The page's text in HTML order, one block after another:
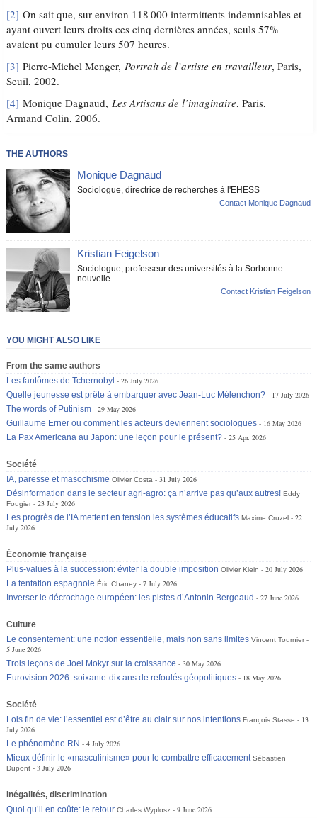
[2] On sait que, sur environ 118 000 intermittents indemnisables et
ayant ouvert leurs droits ces cinq dernières années, seuls 57%
avaient pu cumuler leurs 507 heures.
[3] Pierre-Michel Menger, Portrait de l’artiste en travailleur, Paris,
Seuil, 2002.
[4] Monique Dagnaud, Les Artisans de l’imaginaire, Paris,
Armand Colin, 2006.
THE AUTHORS
Monique Dagnaud
Sociologue, directrice de recherches à l'EHESS
Contact Monique Dagnaud
Kristian Feigelson
Sociologue, professeur des universités à la Sorbonne
nouvelle
Contact Kristian Feigelson
YOU MIGHT ALSO LIKE
From the same authors
Les fantômes de Tchernobyl
26 July 2026
Quelle jeunesse est prête à embarquer avec Jean-Luc Mélenchon?
17 July 2026
The words of Putinism
29 May 2026
Guillaume Erner ou comment les acteurs deviennent sociologues
16 May 2026
La Pax Americana au Japon: une leçon pour le présent?
25 Apr. 2026
Société
IA, paresse et masochisme Olivier Costa
31 July 2026
Désinformation dans le secteur agri-agro: ça n’arrive pas qu’aux autres! Eddy
Fougier
23 July 2026
Les progrès de l’IA mettent en tension les systèmes éducatifs Maxime Cruzel
22
July 2026
Économie française
Plus-values à la succession: éviter la double imposition Olivier Klein
20 July 2026
La tentation espagnole Éric Chaney
7 July 2026
Inverser le décrochage européen: les pistes d’Antonin Bergeaud
27 June 2026
Culture
Le consentement: une notion essentielle, mais non sans limites Vincent Tournier
5 June 2026
Trois leçons de Joel Mokyr sur la croissance
30 May 2026
Eurovision 2026: soixante-dix ans de refoulés géopolitiques
18 May 2026
Société
Lois fin de vie: l’essentiel est d’être au clair sur nos intentions François Stasse
13
July 2026
Le phénomène RN
4 July 2026
Mieux définir le «masculinisme» pour le combattre efficacement Sébastien
Dupont
3 July 2026
Inégalités, discrimination
Quoi qu’il en coûte: le retour Charles Wyplosz 9 June 2026